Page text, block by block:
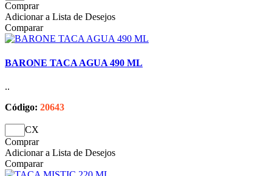
Comprar
Adicionar a Lista de Desejos
Comparar
BARONE TACA AGUA 490 ML
..
Código: 20643
CX
Comprar
Adicionar a Lista de Desejos
Comparar